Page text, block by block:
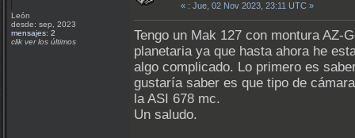
León
desde: sep, 2023
mensajes: 2
clik ver los últimos
« : Jue, 02 Nov 2023, 23:11 UTC »
Tengo un Mak 127 con montura AZ-
planetaria ya que hasta ahora he
algo complicado. Lo primero es
gustaría saber es que tipo de
la ASI 678 mc.
Un saludo.